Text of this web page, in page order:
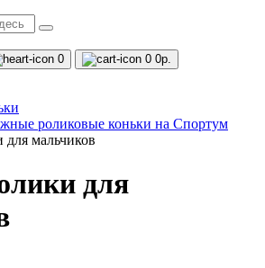
0 0 0р.
роликовые коньки на Спортум
для мальчиков
для